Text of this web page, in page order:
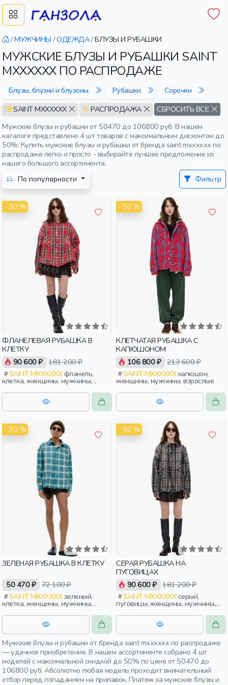
/МУЖЧИНЫ /ОДЕЖДА/БЛУЗЫ И РУБАШКИ
МУЖСКИЕ БЛУЗЫ И РУБАШКИ SAINT
MXXXXXX ПО РАСПРОДАЖЕ
Блузы, блузки и блузоны Рубашки
Сорочки
SAINT MXXXXXX
РАСПРОДАЖА
СБРОСИТЬ ВСЕ
Мужские блузы и рубашки от 50470 до 106800 руб. В нашем
каталоге представлено 4 шт товаров с максимальным дисконтом до
50%. Купить мужские блузы и рубашки от бренда saint mxxxxxx по
распродаже легко и просто - выбирайте лучшее предложение из
нашего большого ассортимента.
По популярности
Фильтр
- 50 %
ФЛАНЕЛЕВАЯ РУБАШКА В
КЛЕТКУ
90 600 ₽ 181 200 ₽
SAINT MXXXXXXфланель,
клетка, женщины, мужчины,
- 50 %
КЛЕТЧАТАЯ РУБАШКА С
КАПЮШОНОМ
106 800 ₽ 213 600 ₽
SAINT MXXXXXXкапюшон,
женщины, мужчины, взрослые
- 30 %
ЗЕЛЕНАЯ РУБАШКА В КЛЕТКУ
50 470 ₽ 72 100 ₽
SAINT MXXXXXXзеленый,
клетка, женщины, мужчины,
- 50 %
СЕРАЯ РУБАШКА НА
ПУГОВИЦАХ
90 600 ₽ 181 200 ₽
SAINT MXXXXXXсерый,
пуговицы, женщины, мужчины,
взрослые
Мужские блузы и рубашки от бренда saint mxxxxxx по распродаже
— удачное приобретение. В нашем ассортименте собрано 4 шт
моделей с максимальной скидкой до 50% по цене от 50470 до
106800 руб. Абсолютно любая модель проходит внимательный
отбор перед попаданием на прилавок. Платеж за мужские блузы и